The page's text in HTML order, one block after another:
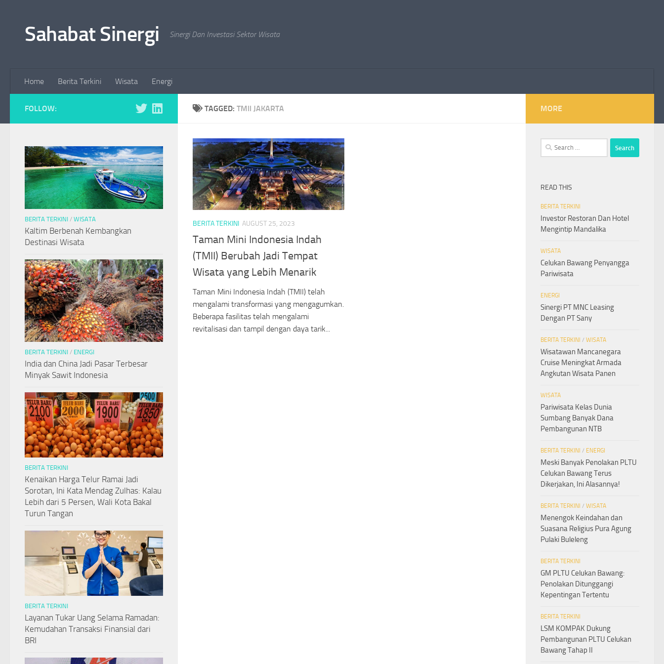
Sahabat Sinergi Sinergi Dan Investasi Sektor Wisata
Home Berita Terkini Wisata Energi
TAGGED: TMII JAKARTA
BERITA TERKINI AUGUST 25, 2023
Taman Mini Indonesia Indah
(TMII) Berubah Jadi Tempat
Wisata yang Lebih Menarik
Taman Mini Indonesia Indah (TMII) telah
mengalami transformasi yang mengagumkan.
Beberapa fasilitas telah mengalami
revitalisasi dan tampil dengan daya tarik...
FOLLOW:
BERITA TERKINI / WISATA
Kaltim Berbenah Kembangkan
Destinasi Wisata
BERITA TERKINI / ENERGI
India dan China Jadi Pasar Terbesar
Minyak Sawit Indonesia
BERITA TERKINI
Kenaikan Harga Telur Ramai Jadi
Sorotan, Ini Kata Mendag Zulhas: Kalau
Lebih dari 5 Persen, Wali Kota Bakal
Turun Tangan
BERITA TERKINI
Layanan Tukar Uang Selama Ramadan:
Kemudahan Transaksi Finansial dari
BRI
MORE
Search
for:
READ THIS
BERITA TERKINI
Investor Restoran Dan Hotel
Mengintip Mandalika
WISATA
Celukan Bawang Penyangga
Pariwisata
ENERGI
Sinergi PT MNC Leasing
Dengan PT Sany
BERITA TERKINI / WISATA
Wisatawan Mancanegara
Cruise Meningkat Armada
Angkutan Wisata Panen
WISATA
Pariwisata Kelas Dunia
Sumbang Banyak Dana
Pembangunan NTB
BERITA TERKINI / ENERGI
Meski Banyak Penolakan PLTU
Celukan Bawang Terus
Dikerjakan, Ini Alasannya!
BERITA TERKINI / WISATA
Menengok Keindahan dan
Suasana Religius Pura Agung
Pulaki Buleleng
BERITA TERKINI
GM PLTU Celukan Bawang:
Penolakan Ditunggangi
Kepentingan Tertentu
BERITA TERKINI
LSM KOMPAK Dukung
Pembangunan PLTU Celukan
Bawang Tahap II